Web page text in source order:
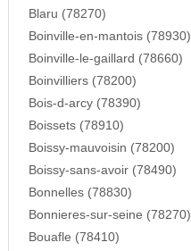
Blaru (78270)
Boinville-en-mantois (78930)
Boinville-le-gaillard (78660)
Boinvilliers (78200)
Bois-d-arcy (78390)
Boissets (78910)
Boissy-mauvoisin (78200)
Boissy-sans-avoir (78490)
Bonnelles (78830)
Bonnieres-sur-seine (78270)
Bouafle (78410)